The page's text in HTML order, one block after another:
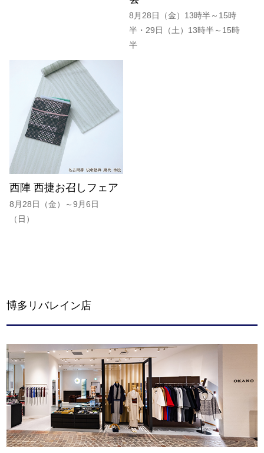
8月28日（金）13時半～15時
半・29日（土）13時半～15時
半
西陣 西捷お召しフェア
8月28日（金）～9月6日
（日）
博多リバレイン店